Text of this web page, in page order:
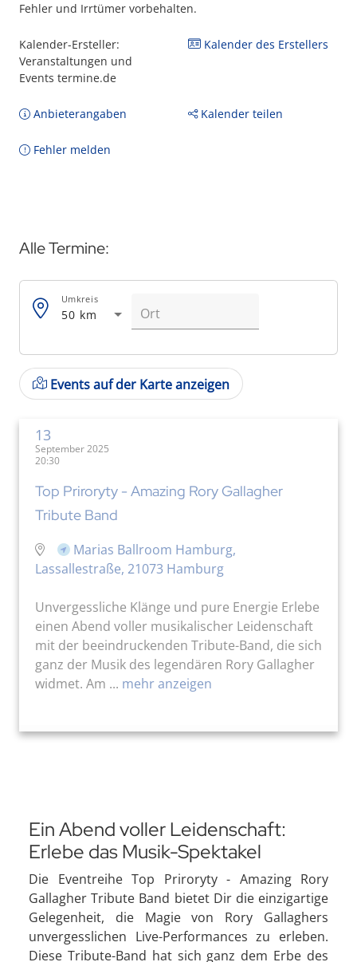
Fehler und Irrtümer vorbehalten.
Kalender-Ersteller:
Veranstaltungen und
Events termine.de
Kalender des Erstellers
Anbieterangaben Kalender teilen
Fehler melden
Alle Termine:
50 km
Umkreis
Events auf der Karte anzeigen
13
September 2025
20:30
Top Priroryty - Amazing Rory Gallagher
Tribute Band
Marias Ballroom Hamburg,
Lassallestraße, 21073 Hamburg
Unvergessliche Klänge und pure Energie Erlebe
einen Abend voller musikalischer Leidenschaft
mit der beeindruckenden Tribute-Band, die sich
ganz der Musik des legendären Rory Gallagher
widmet. Am ... mehr anzeigen
Ein Abend voller Leidenschaft:
Erlebe das Musik-Spektakel
Die Eventreihe Top Priroryty - Amazing Rory
Gallagher Tribute Band bietet Dir die einzigartige
Gelegenheit, die Magie von Rory Gallaghers
unvergesslichen Live-Performances zu erleben.
Diese Tribute-Band hat sich ganz dem Erbe des